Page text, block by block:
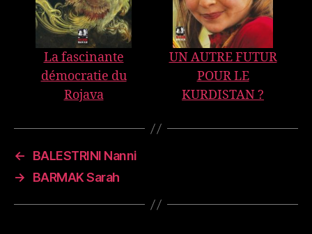
La fascinante
démocratie du
Rojava
UN AUTRE FUTUR
POUR LE
KURDISTAN ?
←
BALESTRINI Nanni
→
BARMAK Sarah